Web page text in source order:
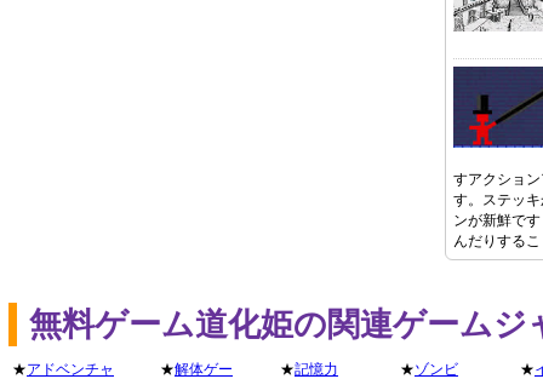
すアクショ
す。ステッ
ンが新鮮で
んだりする
無料ゲーム道化姫の関連ゲームジ
★アドベンチャ
★解体ゲー
★記憶力 ★ゾンビ ★